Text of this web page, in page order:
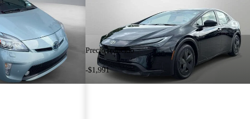
Precio reducido
-$1,991